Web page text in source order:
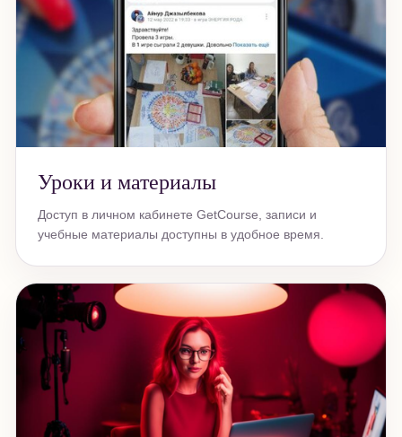
Уроки и материалы
Доступ в личном кабинете GetCourse, записи и
учебные материалы доступны в удобное время.